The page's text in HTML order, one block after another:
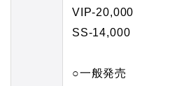
VIP-20,000
SS‐14,000
○一般発売